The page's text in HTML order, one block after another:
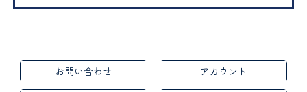
お問い合わせ アカウント